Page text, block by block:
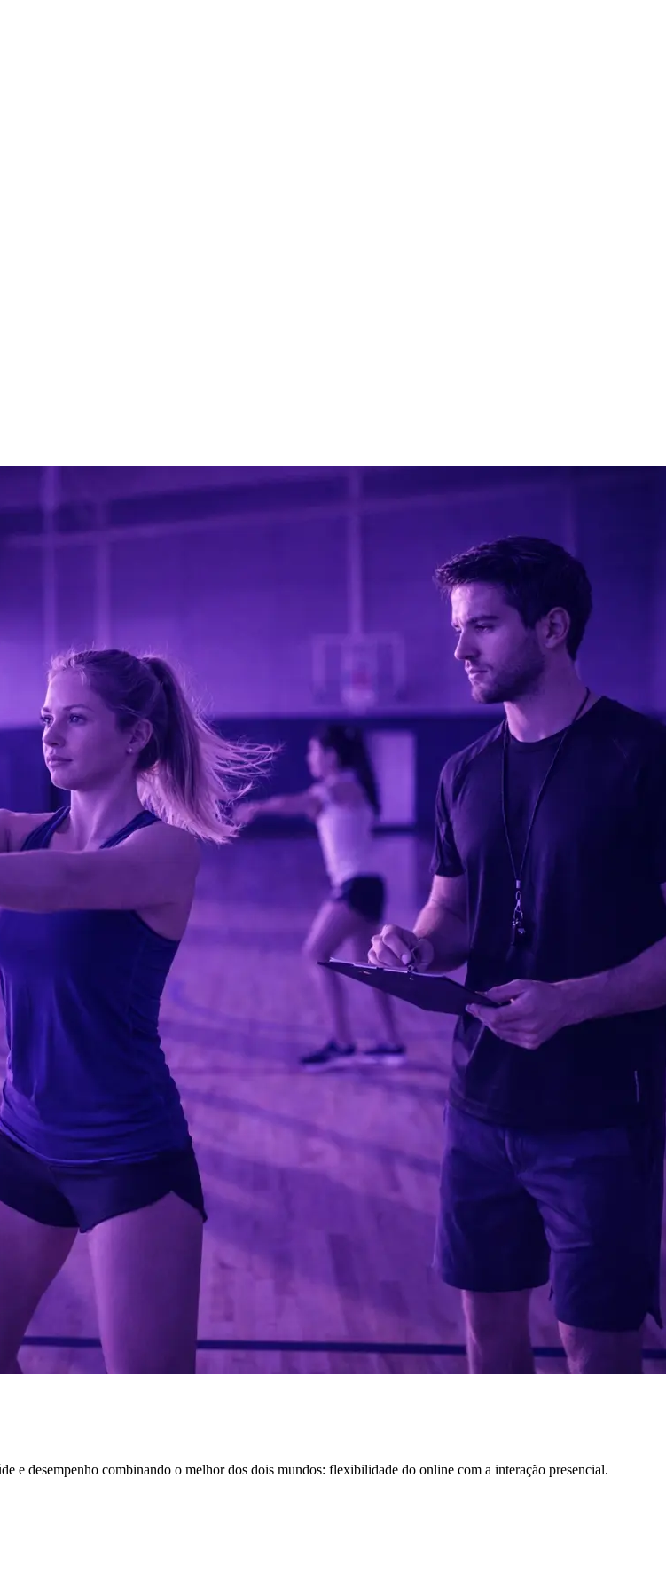
e desempenho combinando o melhor dos dois mundos: flexibilidade do online com a interação presencial.